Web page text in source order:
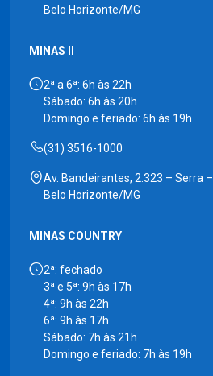
Belo Horizonte/MG
MINAS II
2ª a 6ª: 6h às 22h
Sábado: 6h às 20h
Domingo e feriado: 6h às 19h
(31) 3516-1000
Av. Bandeirantes, 2.323 – Serra –
Belo Horizonte/MG
MINAS COUNTRY
2ª: fechado
3ª e 5ª: 9h às 17h
4ª: 9h às 22h
6ª: 9h às 17h
Sábado: 7h às 21h
Domingo e feriado: 7h às 19h